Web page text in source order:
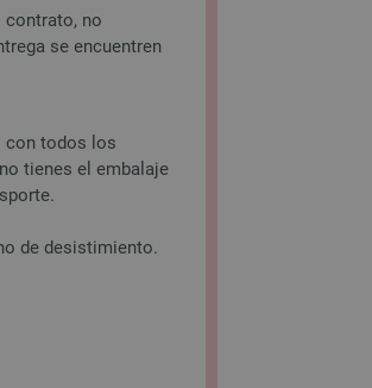
contrato, no
se encuentren
con todos los
tienes el embalaje
de desistimiento.